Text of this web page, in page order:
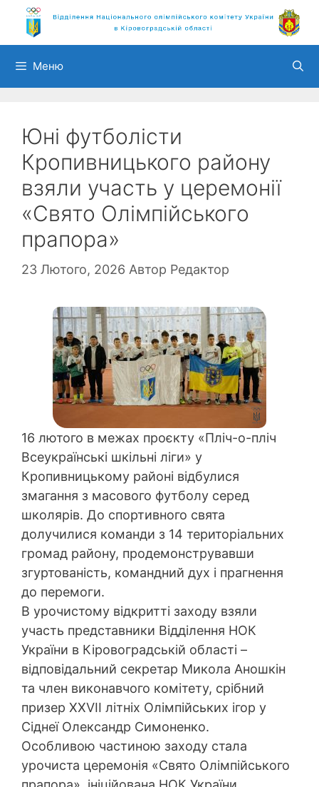
Перейти
вмісту
Меню
Юні футболісти
Кропивницького району
взяли участь у церемонії
«Свято Олімпійського
прапора»
23 Лютого, 2026 Автор Редактор
16 лютого в межах проєкту «Пліч-о-пліч
Всеукраїнські шкільні ліги» у
Кропивницькому районі відбулися
змагання з масового футболу серед
школярів. До спортивного свята
долучилися команди з 14 територіальних
громад району, продемонструвавши
згуртованість, командний дух і прагнення
до перемоги.
В урочистому відкритті заходу взяли
участь представники Відділення НОК
України в Кіровоградській області –
відповідальний секретар Микола Аношкін
та член виконавчого комітету, срібний
призер XXVII літніх Олімпійських ігор у
Сіднеї Олександр Симоненко.
Особливою частиною заходу стала
урочиста церемонія «Свято Олімпійського